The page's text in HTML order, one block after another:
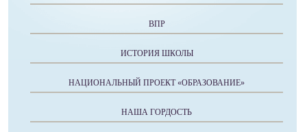
ВПР
ИСТОРИЯ ШКОЛЫ
НАЦИОНАЛЬНЫЙ ПРОЕКТ «ОБРАЗОВАНИЕ»
НАША ГОРДОСТЬ